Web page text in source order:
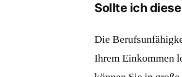
Sollte ich
Die
Ihrem Einkommen